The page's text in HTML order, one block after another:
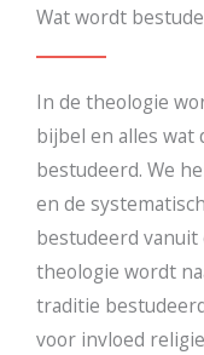
Wat wordt
In de theologie
bijbel en alles wat
bestudeerd. We
en de
bestudeerd
theologie wordt
traditie
voor invloed